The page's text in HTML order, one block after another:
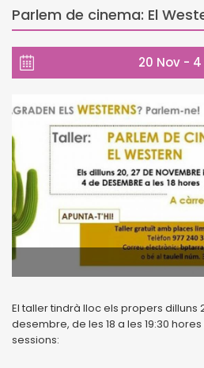
Parlem de cinema: El
20 Nov - 4
El taller tindrà lloc els propers dilluns
desembre, de les 18 a les 19:30
sessions: